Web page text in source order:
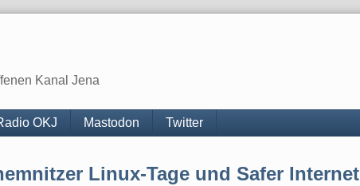
Kanal Jena
OKJ Mastodon Twitter
Linux-Tage und Safer Internet